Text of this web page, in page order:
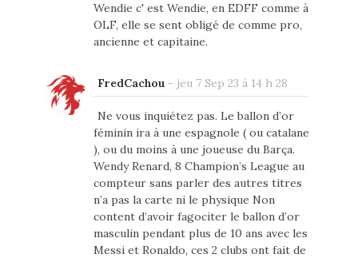
Wendie c' est Wendie, en EDFF comme à
OLF, elle se sent obligé de comme pro,
ancienne et capitaine.
FredCachou- jeu 7 Sep 23 à 14 h 28
Ne vous inquiétez pas. Le ballon d’or
féminin ira à une espagnole ( ou catalane
), ou du moins à une joueuse du Barça.
Wendy Renard, 8 Champion’s League au
compteur sans parler des autres titres
n’a pas la carte ni le physique Non
content d’avoir fagociter le ballon d’or
masculin pendant plus de 10 ans avec les
Messi et Ronaldo, ces 2 clubs ont fait de